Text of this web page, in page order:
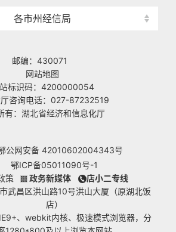
各市州经信局
邮编：430071
网站地图
标识码：4200000054
咨询电话：027-87232519
有：湖北省经济和信息化厅
公网安备 42010602004343号
鄂ICP备05011090号-1
策
政务新媒体
店小二专线
武昌区洪山路10号洪山大厦（原湖北饭
店）
、webkit内核、极速模式浏览器，分